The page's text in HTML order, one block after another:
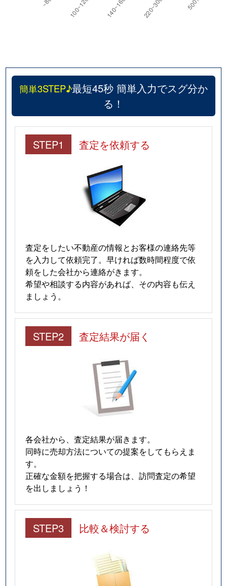
簡単3STEP♪最短45秒 簡単入力でスグ分か
る！
STEP1 査定を依頼する
査定をしたい不動産の情報とお客様の連絡先等
を入力して依頼完了。早ければ数時間程度で依
頼をした会社から連絡がきます。
希望や相談する内容があれば、その内容も伝え
ましょう。
STEP2 査定結果が届く
各会社から、査定結果が届きます。
同時に売却方法についての提案をしてもらえま
す。
正確な金額を把握する場合は、訪問査定の希望
を出しましょう！
STEP3 比較＆検討する